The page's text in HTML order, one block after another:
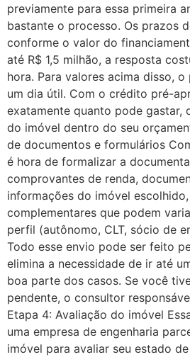
previamente para essa primeira
bastante o processo. Os prazos
conforme o valor do
até R$ 1,5 milhão, a resposta
hora. Para valores acima disso,
um dia útil. Com o crédito pré-
exatamente quanto pode gastar,
do imóvel dentro do seu
de documentos e formulários
é hora de formalizar a
comprovantes de renda,
informações do imóvel
complementares que podem
perfil (autônomo, CLT, sócio de
Todo esse envio pode ser feito
elimina a necessidade de ir até
boa parte dos casos. Se você
pendente, o consultor
Etapa 4: Avaliação do imóvel
uma empresa de engenharia
imóvel para avaliar seu estado